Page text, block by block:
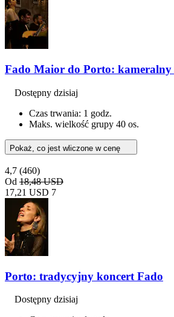
Fado Maior do Porto: kameralny
Dostępny dzisiaj
Czas trwania: 1 godz.
Maks. wielkość grupy 40 os.
Pokaż, co jest wliczone w cenę
4,7 (460)
Od 18,48 USD
17,21 USD 7
Porto: tradycyjny koncert Fado
Dostępny dzisiaj